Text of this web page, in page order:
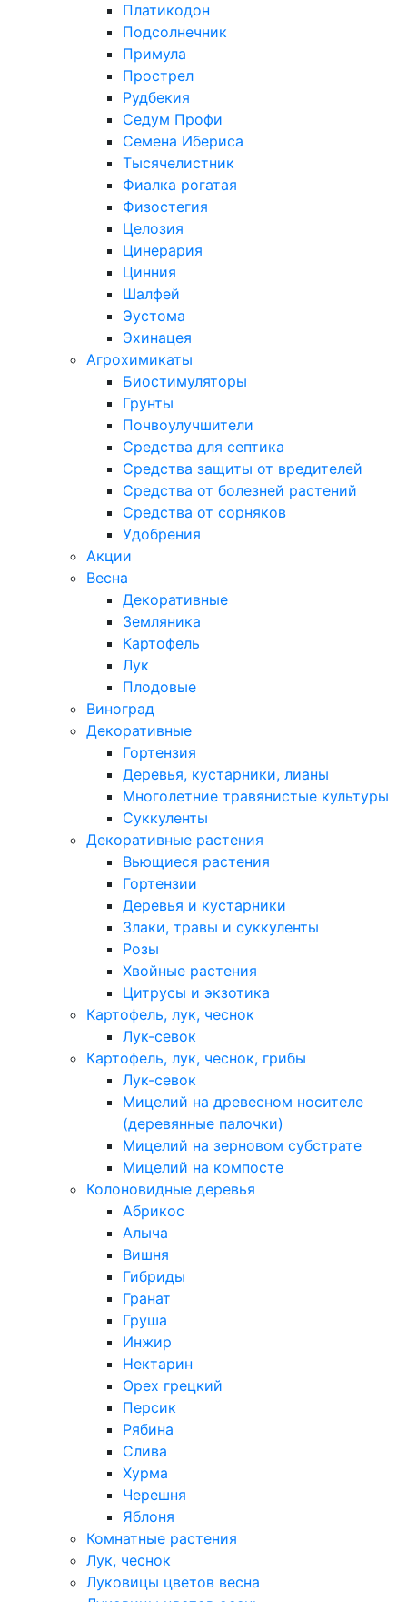
Платикодон
Подсолнечник
Примула
Прострел
Рудбекия
Седум Профи
Семена Ибериса
Тысячелистник
Фиалка рогатая
Физостегия
Целозия
Цинерария
Цинния
Шалфей
Эустома
Эхинацея
Агрохимикаты
Биостимуляторы
Грунты
Почвоулучшители
Средства для септика
Средства защиты от вредителей
Средства от болезней растений
Средства от сорняков
Удобрения
Акции
Весна
Декоративные
Земляника
Картофель
Лук
Плодовые
Виноград
Декоративные
Гортензия
Деревья, кустарники, лианы
Многолетние травянистые культуры
Суккуленты
Декоративные растения
Вьющиеся растения
Гортензии
Деревья и кустарники
Злаки, травы и суккуленты
Розы
Хвойные растения
Цитрусы и экзотика
Картофель, лук, чеснок
Лук-севок
Картофель, лук, чеснок, грибы
Лук-севок
Мицелий на древесном носителе
(деревянные палочки)
Мицелий на зерновом субстрате
Мицелий на компосте
Колоновидные деревья
Абрикос
Алыча
Вишня
Гибриды
Гранат
Груша
Инжир
Нектарин
Орех грецкий
Персик
Рябина
Слива
Хурма
Черешня
Яблоня
Комнатные растения
Лук, чеснок
Луковицы цветов весна